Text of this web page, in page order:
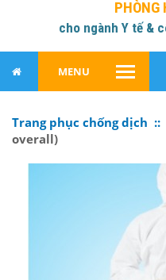
PHÒNG
cho ngành Y tế &
MENU
Trang phục chống dịch ::
overall)